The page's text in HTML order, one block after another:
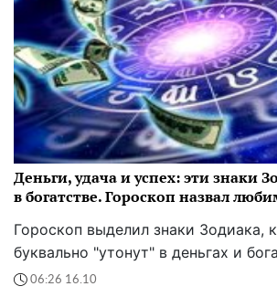
Деньги, удача и успех: эти знаки
в богатстве. Гороскоп назвал
Гороскоп выделил знаки Зодиака,
буквально "утонут" в деньгах и
06:26 16.10